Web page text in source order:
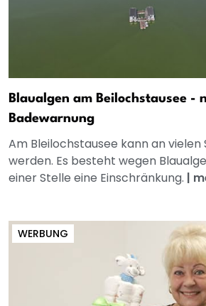
Blaualgen am Beilochstausee -
Badewarnung
Am Bleilochstausee kann an
werden. Es besteht wegen
einer Stelle eine Einschränkung. |
WERBUNG